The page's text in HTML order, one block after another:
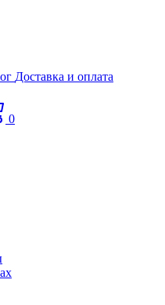
Доставка и оплата
0